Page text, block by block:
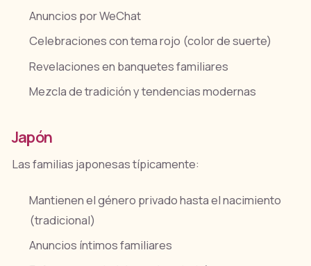
Anuncios por WeChat
Celebraciones con tema rojo (color de suerte)
Revelaciones en banquetes familiares
Mezcla de tradición y tendencias modernas
Japón
Las familias japonesas típicamente:
Mantienen el género privado hasta el nacimiento
(tradicional)
Anuncios íntimos familiares